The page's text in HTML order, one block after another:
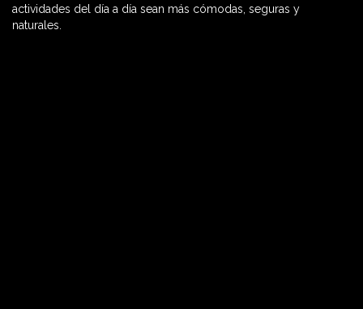
actividades del día a día sean más cómodas, seguras y
naturales.